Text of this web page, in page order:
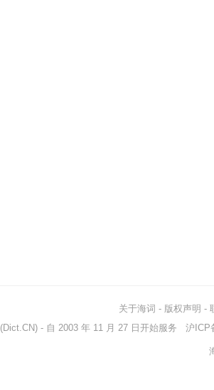
关于海词 - 版权声明 -
(Dict.CN) - 自 2003 年 11 月 27 日开始服务 沪ICP